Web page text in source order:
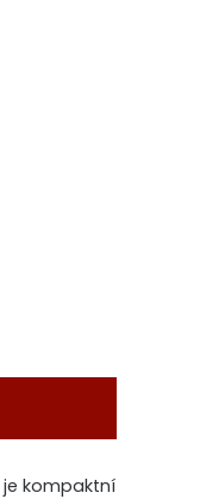
je kompaktní